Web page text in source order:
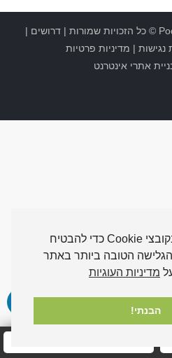
© כל הזכויות שמורות |דרושים |
נגישות | מדיניות פרטיות
אתרי אינטרנט
אתר זה משתמש בקובצי Cookie כדי להבטיח
הטובה ביותר באתר
מדיניות העוגיות
הבנתי!